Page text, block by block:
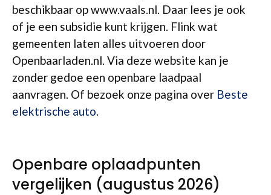
beschikbaar op www.vaals.nl. Daar lees je ook
of je een subsidie kunt krijgen. Flink wat
gemeenten laten alles uitvoeren door
Openbaarladen.nl. Via deze website kan je
zonder gedoe een openbare laadpaal
aanvragen. Of bezoek onze pagina over Beste
elektrische auto.
Openbare oplaadpunten
vergelijken (augustus 2026)